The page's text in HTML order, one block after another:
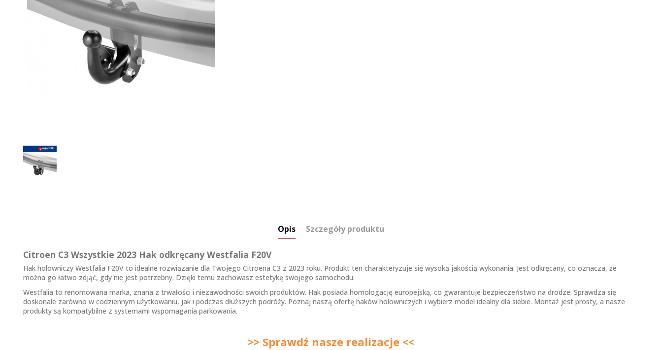
Opis Szczegóły produktu
Citroen C3 Wszystkie 2023 Hak odkręcany Westfalia F20V
Hak holowniczy Westfalia F20V to idealne rozwiązanie dla Twojego Citroena C3 z 2023 roku. Produkt ten charakteryzuje się wysoką jakością wykonania. Jest odkręcany, co oznacza, że
można go łatwo zdjąć, gdy nie jest potrzebny. Dzięki temu zachowasz estetykę swojego samochodu.
Westfalia to renomowana marka, znana z trwałości i niezawodności swoich produktów. Hak posiada homologację europejską, co gwarantuje bezpieczeństwo na drodze. Sprawdza się
doskonale zarówno w codziennym użytkowaniu, jak i podczas dłuższych podróży. Poznaj naszą ofertę haków holowniczych i wybierz model idealny dla siebie. Montaż jest prosty, a nasze
produkty są kompatybilne z systemami wspomagania parkowania.
>> Sprawdź nasze realizacje <<